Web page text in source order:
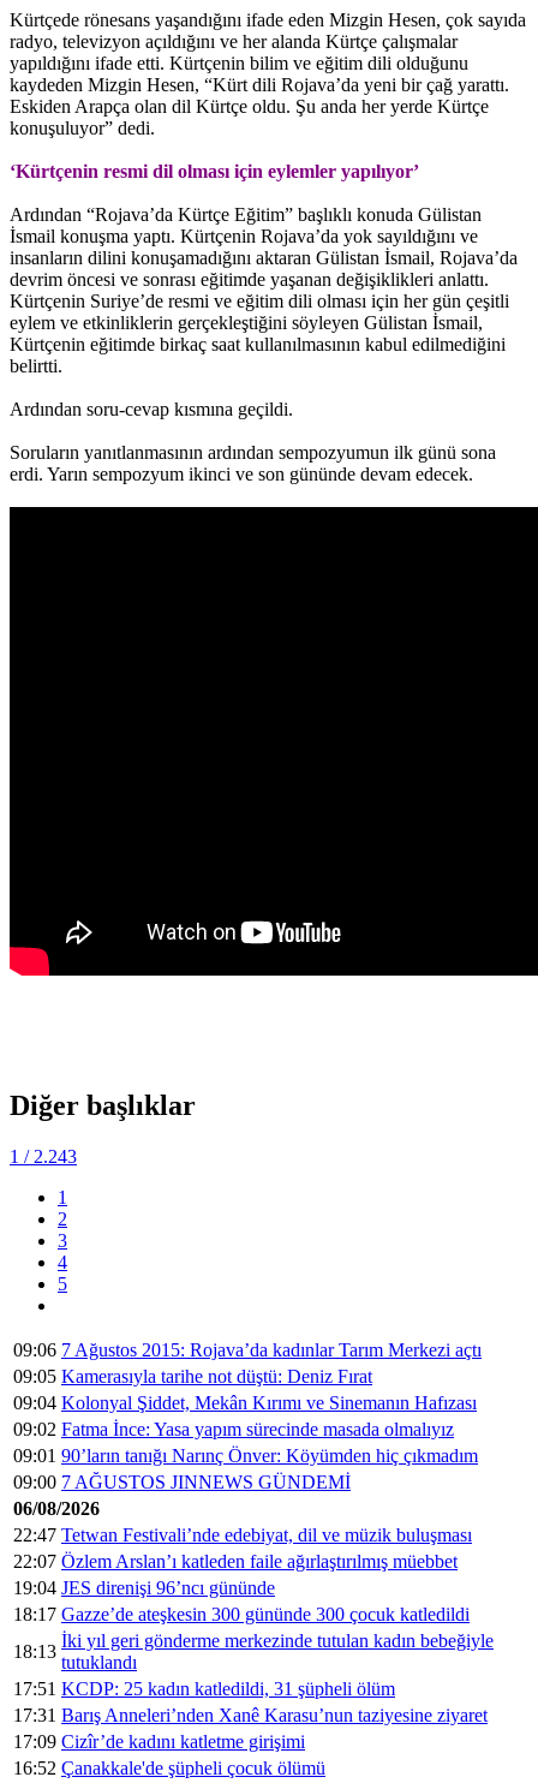
Kürtçede rönesans yaşandığını ifade eden Mizgin Hesen, çok sayıda
radyo, televizyon açıldığını ve her alanda Kürtçe çalışmalar
yapıldığını ifade etti. Kürtçenin bilim ve eğitim dili olduğunu
kaydeden Mizgin Hesen, “Kürt dili Rojava’da yeni bir çağ yarattı.
Eskiden Arapça olan dil Kürtçe oldu. Şu anda her yerde Kürtçe
konuşuluyor” dedi.
‘Kürtçenin resmi dil olması için eylemler yapılıyor’
Ardından “Rojava’da Kürtçe Eğitim” başlıklı konuda Gülistan
İsmail konuşma yaptı. Kürtçenin Rojava’da yok sayıldığını ve
insanların dilini konuşamadığını aktaran Gülistan İsmail, Rojava’da
devrim öncesi ve sonrası eğitimde yaşanan değişiklikleri anlattı.
Kürtçenin Suriye’de resmi ve eğitim dili olması için her gün çeşitli
eylem ve etkinliklerin gerçekleştiğini söyleyen Gülistan İsmail,
Kürtçenin eğitimde birkaç saat kullanılmasının kabul edilmediğini
belirtti.
Ardından soru-cevap kısmına geçildi.
Soruların yanıtlanmasının ardından sempozyumun ilk günü sona
erdi. Yarın sempozyum ikinci ve son gününde devam edecek.
Diğer başlıklar
1 / 2.243
1
2
3
4
5
09:06 7 Ağustos 2015: Rojava’da kadınlar Tarım Merkezi açtı
09:05 Kamerasıyla tarihe not düştü: Deniz Fırat
09:04 Kolonyal Şiddet, Mekân Kırımı ve Sinemanın Hafızası
09:02 Fatma İnce: Yasa yapım sürecinde masada olmalıyız
09:01 90’ların tanığı Narınç Önver: Köyümden hiç çıkmadım
09:00 7 AĞUSTOS JINNEWS GÜNDEMİ
06/08/2026
22:47 Tetwan Festivali’nde edebiyat, dil ve müzik buluşması
22:07 Özlem Arslan’ı katleden faile ağırlaştırılmış müebbet
19:04 JES direnişi 96’ncı gününde
18:17 Gazze’de ateşkesin 300 gününde 300 çocuk katledildi
18:13
İki yıl geri gönderme merkezinde tutulan kadın bebeğiyle
tutuklandı
17:51 KCDP: 25 kadın katledildi, 31 şüpheli ölüm
17:31 Barış Anneleri’nden Xanê Karasu’nun taziyesine ziyaret
17:09 Cizîr’de kadını katletme girişimi
16:52 Çanakkale'de şüpheli çocuk ölümü